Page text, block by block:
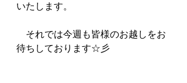
いたします。
それでは今週も皆様のお越しをお
待ちしております☆彡